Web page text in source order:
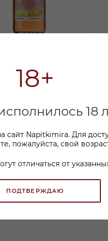
18+
18
сайт Napitkimira. Для
пожалуйста, свой
отличаться от
ПОДТВЕРЖДАЮ
полусухое
₽
₽